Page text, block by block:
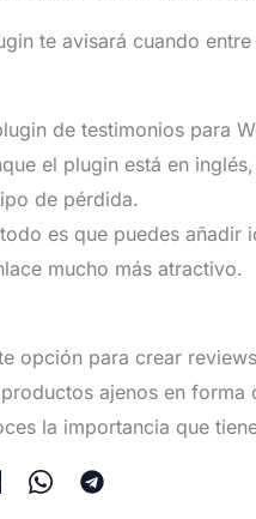
te avisará cuando
de testimonios para
el plugin está en
de pérdida.
es que puedes añadir
mucho más atractivo.
opción para crear
ajenos en forma
la importancia que